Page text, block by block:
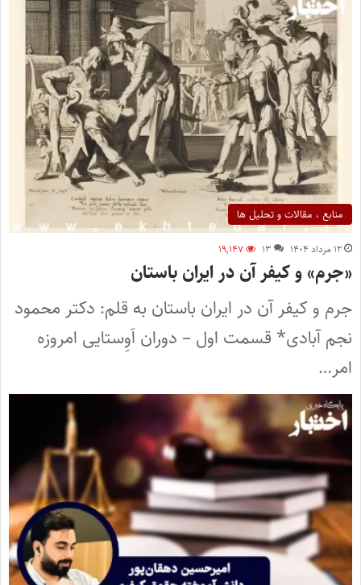
منابع ، مقالات و تحلیل ها
۱۲ مرداد ۱۴۰۴ ۱۳ ۱۹,۱۴۷
«جرم» و کیفر آن در ایران باستان
جرم و کیفر آن در ایران باستان به قلم: دکتر محمود
نجم آبادی* قسمت اول – دوران اَوِستایی امروزه
امر…